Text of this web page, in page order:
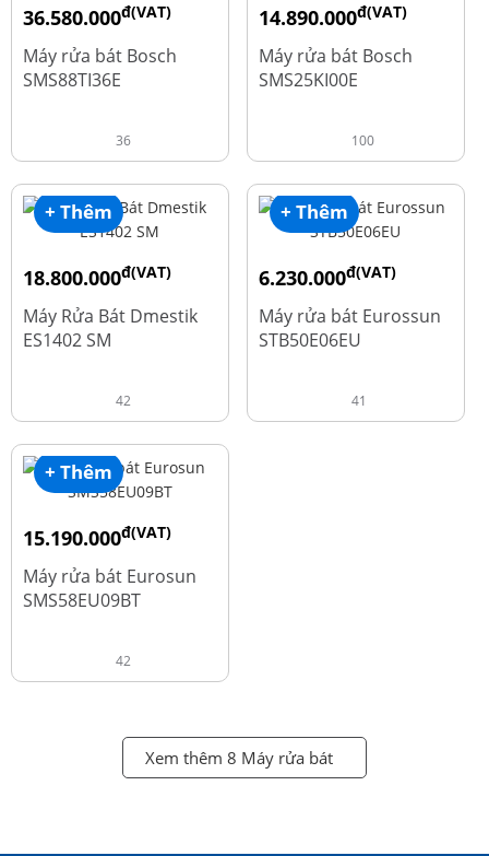
36.580.000đ(VAT)
50.740.000
Máy rửa bát Bosch
SMS88TI36E
36
14.890.000đ(VAT)
24.270.000
Máy rửa bát Bosch
SMS25KI00E
100
+ Thêm
18.800.000đ(VAT)
23.500.000
Máy Rửa Bát Dmestik
ES1402 SM
42
+ Thêm
6.230.000đ(VAT)
7.790.000
Máy rửa bát Eurossun
STB50E06EU
41
+ Thêm
15.190.000đ(VAT)
18.990.000
Máy rửa bát Eurosun
SMS58EU09BT
42
Xem thêm 8 Máy rửa bát